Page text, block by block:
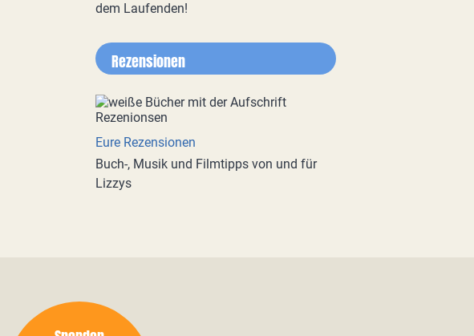
dem Laufenden!
Rezensionen
Eure Rezensionen
Buch-, Musik und Filmtipps von und für
Lizzys